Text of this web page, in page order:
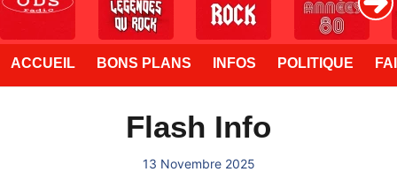
ACCUEIL BONS PLANS INFOS POLITIQUE
Flash Info
13 Novembre 2025